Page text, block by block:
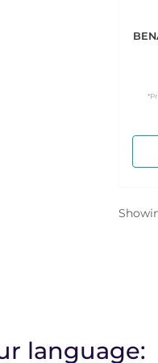
language: